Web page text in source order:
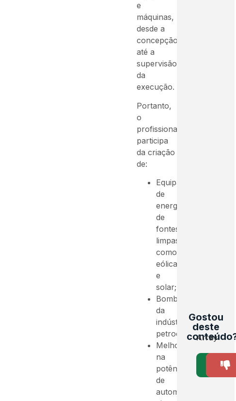
e
máquinas,
desde a
concepção
até a
supervisão
da
execução.
Portanto,
o
profissional
participa
da criação
de:
Equipamentos
de
energia
de
fontes
limpas,
como
eólica
e
solar;
Bombas
da
indústria
petroquímica;
Melhora
na
potência
de
automóveis,
Gostou
deste
Array